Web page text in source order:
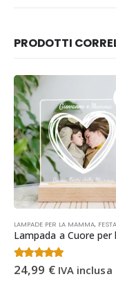
PRODOTTI
,FESTA DELLA MAMMA,
LAMPADE PER LA MAMMA, FESTA
4.43 Su 5
24,99 € IVA inclusa